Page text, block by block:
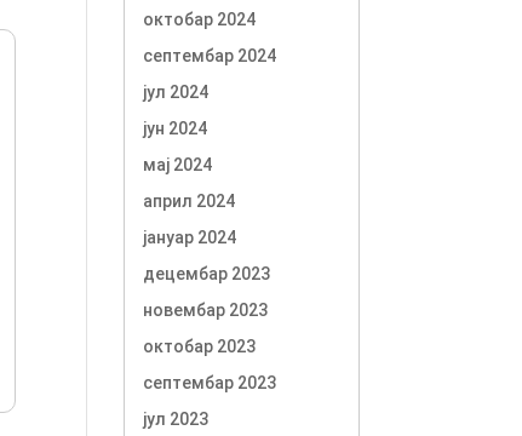
октобар 2024
септембар 2024
јул 2024
јун 2024
мај 2024
април 2024
јануар 2024
децембар 2023
новембар 2023
октобар 2023
септембар 2023
јул 2023